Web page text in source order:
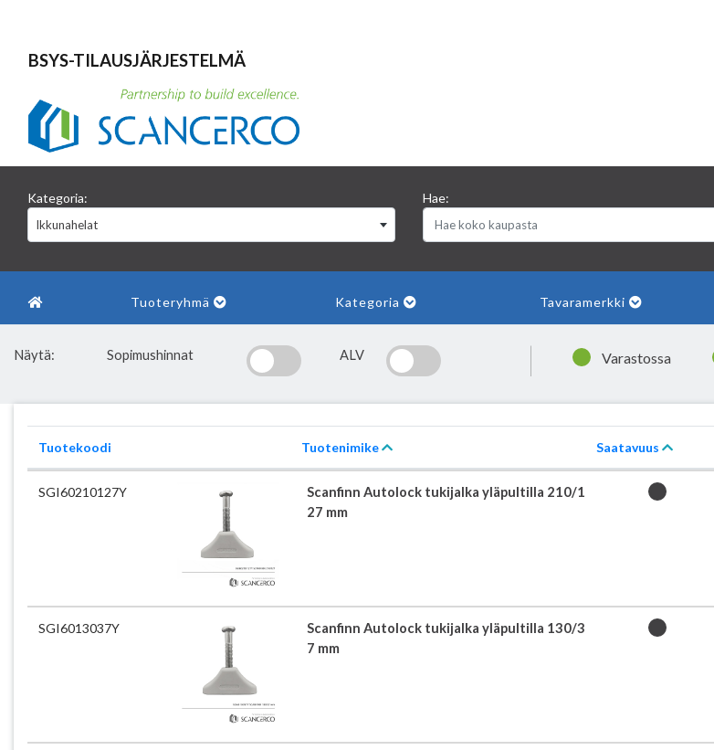
BSYS-TILAUSJÄRJESTELMÄ
Kategoria:
Ikkunahelat
Hae:
Tuoteryhmä Kategoria Tavaramerkki
Näytä: Sopimushinnat ALV | Varastossa
Tuotekoodi Tuotenimike Saatavuus
SGI60210127Y
Scanfinn Autolock tukijalka yläpultilla 210/1
27 mm
SGI6013037Y
Scanfinn Autolock tukijalka yläpultilla 130/3
7 mm